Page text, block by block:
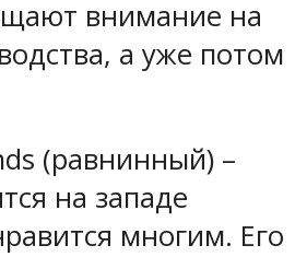
внимание на
а уже потом
(равнинный) –
на западе
многим. Его